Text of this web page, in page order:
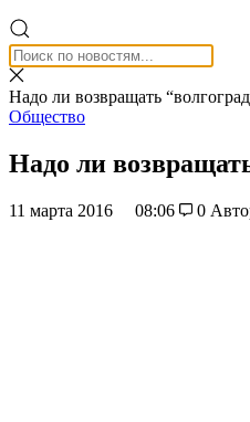
Надо ли возвращать
Общество
Надо ли
11 марта 2016 08:06 0